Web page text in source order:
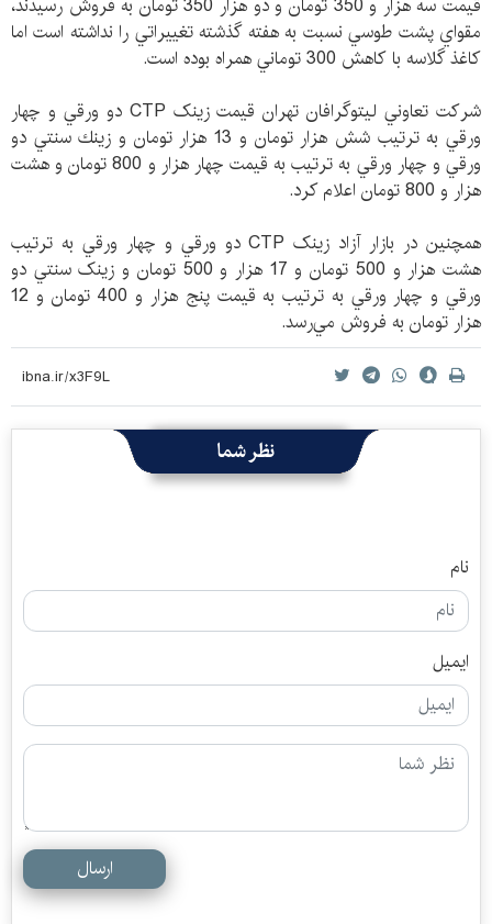
قيمت سه هزار و 350 تومان و دو هزار 350 تومان به فروش رسيدند،
مقواي پشت طوسي نسبت به هفته گذشته تغييراتي را نداشته است اما
كاغذ گلاسه با كاهش 300 توماني همراه بوده است.
شركت تعاوني ليتوگرافان تهران قيمت زينک CTP دو ورقي و چهار
ورقي به ترتيب شش هزار تومان و 13 هزار تومان و زينك سنتي دو
ورقي و چهار ورقي به ترتيب به قيمت چهار هزار و 800 تومان و هشت
هزار و 800 تومان اعلام کرد.
همچنین در بازار آزاد زينک CTP دو ورقي و چهار ورقي به ترتيب
هشت هزار و 500 تومان و 17 هزار و 500 تومان و زينک سنتي دو
ورقي و چهار ورقي به ترتيب به قيمت پنج هزار و 400 تومان و 12
هزار تومان به فروش مي‌رسد.
نظر شما
نام
ایمیل
ارسال